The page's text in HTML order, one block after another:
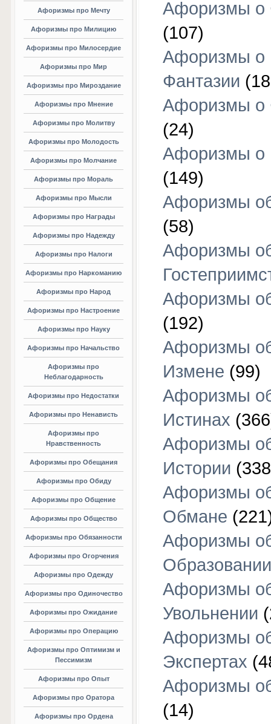
Афоризмы про Мечту
Афоризмы про Милицию
Афоризмы про Милосердие
Афоризмы про Мир
Афоризмы про Мироздание
Афоризмы про Мнение
Афоризмы про Молитву
Афоризмы про Молодость
Афоризмы про Молчание
Афоризмы про Мораль
Афоризмы про Мысли
Афоризмы про Награды
Афоризмы про Надежду
Афоризмы про Налоги
Афоризмы про Наркоманию
Афоризмы про Народ
Афоризмы про Настроение
Афоризмы про Науку
Афоризмы про Начальство
Афоризмы про
Неблагодарность
Афоризмы про Недостатки
Афоризмы про Ненависть
Афоризмы про
Нравственность
Афоризмы про Обещания
Афоризмы про Обиду
Афоризмы про Общение
Афоризмы про Общество
Афоризмы про Обязанности
Афоризмы про Огорчения
Афоризмы про Одежду
Афоризмы про Одиночество
Афоризмы про Ожидание
Афоризмы про Операцию
Афоризмы про Оптимизм и
Пессимизм
Афоризмы про Опыт
Афоризмы про Оратора
Афоризмы про Ордена
Афоризмы о
(107)
Афоризмы о
Фантазии
Афоризмы о
(24)
Афоризмы о
(149)
Афоризмы
(58)
Афоризмы
Афоризмы
(192)
Афоризмы
Измене (99)
Афоризмы
Истинах
Афоризмы
Истории
Афоризмы
Обмане
Афоризмы
Образовании
Афоризмы
Увольнении
Афоризмы
Экспертах
Афоризмы
(14)